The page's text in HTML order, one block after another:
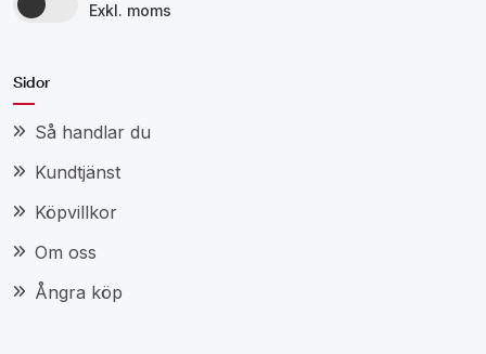
Exkl. moms
Sidor
Så handlar du
Kundtjänst
Köpvillkor
Om oss
Ångra köp